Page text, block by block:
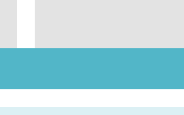
passage à l'acte